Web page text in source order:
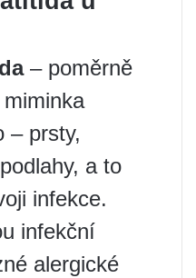
– poměrně
– prsty,
a to
infekce.
infekční
alergické